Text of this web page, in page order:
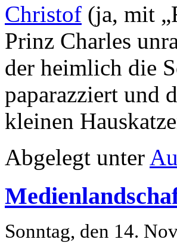
Christof (ja, mit
Prinz Charles
der heimlich die
paparazziert und
kleinen
Abgelegt unter
Sonntag, den 14.